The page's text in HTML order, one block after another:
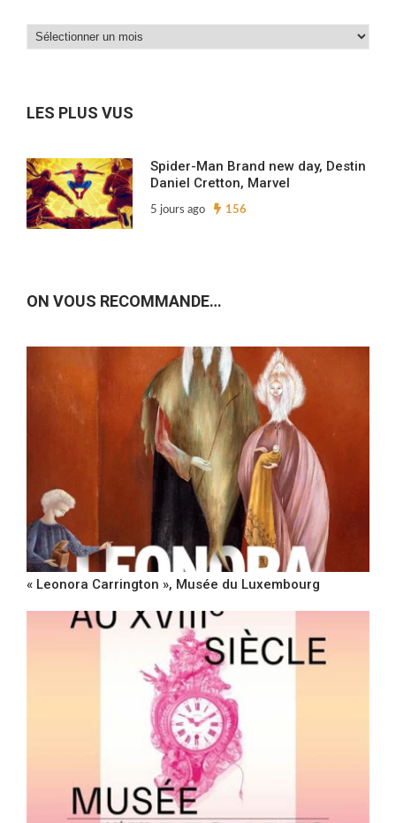
Dans
LES PLUS VUS
Spider-Man Brand new day, Destin
Daniel Cretton, Marvel
5 jours ago 156
ON VOUS RECOMMANDE…
« Leonora Carrington », Musée du Luxembourg